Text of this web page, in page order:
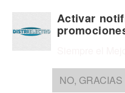
Activar
NO, GRACIAS